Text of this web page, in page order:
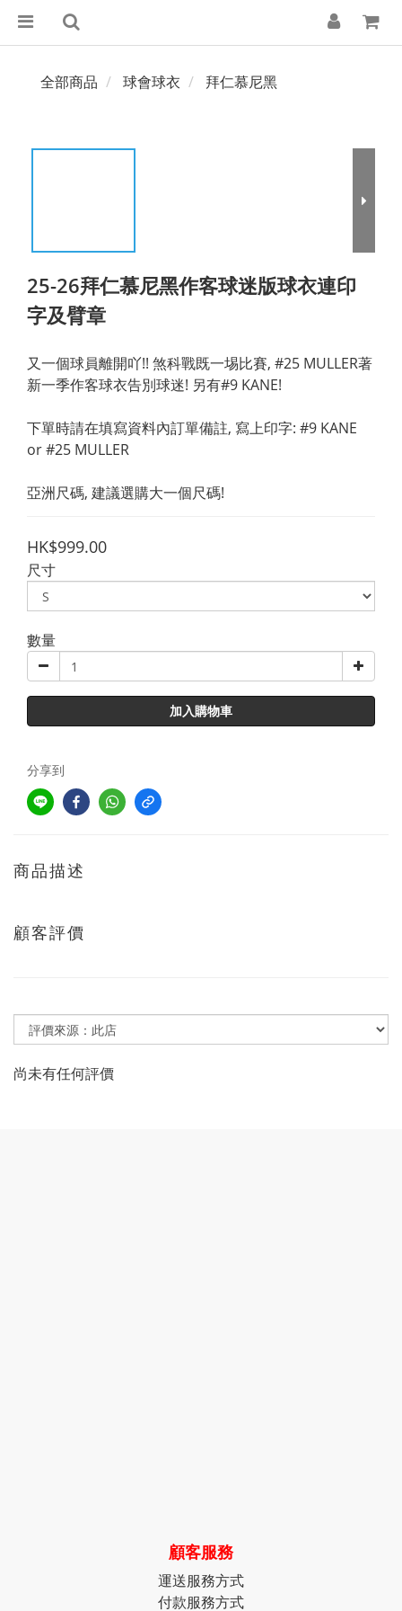
全部商品 球會球衣 拜仁慕尼黑
25-26拜仁慕尼黑作客球迷版球衣連印
字及臂章
又一個球員離開吖!! 煞科戰既一埸比賽, #25 MULLER著
新一季作客球衣告別球迷! 另有#9 KANE!
下單時請在填寫資料內訂單備註, 寫上印字: #9 KANE
or #25 MULLER
亞洲尺碼, 建議選購大一個尺碼!
HK$999.00
尺寸
數量
加入購物車
分享到
商品描述
顧客評價
尚未有任何評價
顧客服務
運送服務方式
付款服務方式